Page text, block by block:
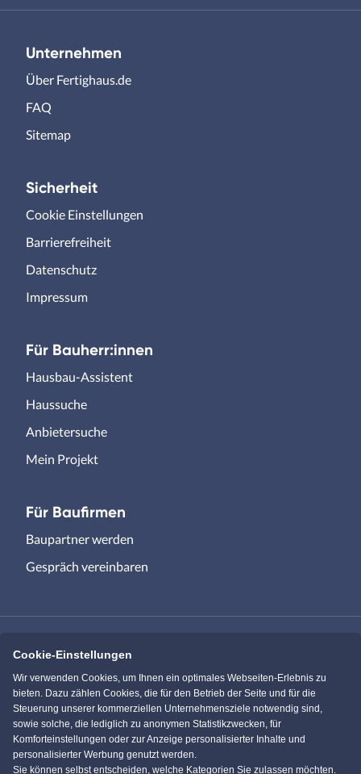
Unternehmen
Über Fertighaus.de
FAQ
Sitemap
Sicherheit
Cookie Einstellungen
Barrierefreiheit
Datenschutz
Impressum
Für Bauherr:innen
Hausbau-Assistent
Haussuche
Anbietersuche
Mein Projekt
Für Baufirmen
Baupartner werden
Gespräch vereinbaren
Immowelt.de Bauen.de
Massivhaus.de Bungalow.de
Einfamilienhaus.de
Cookie-Einstellungen
Wir verwenden Cookies, um Ihnen ein optimales Webseiten-Erlebnis zu
bieten. Dazu zählen Cookies, die für den Betrieb der Seite und für die
Steuerung unserer kommerziellen Unternehmensziele notwendig sind,
sowie solche, die lediglich zu anonymen Statistikzwecken, für
Komforteinstellungen oder zur Anzeige personalisierter Inhalte und
personalisierter Werbung genutzt werden.
Sie können selbst entscheiden, welche Kategorien Sie zulassen möchten.